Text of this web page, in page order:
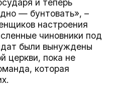
и теперь
— бунтовать», –
настроения
чиновники под
были вынуждены
церкви, пока не
которая